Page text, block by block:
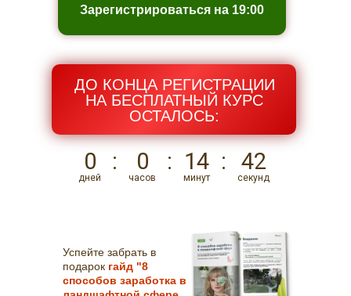
Успейте забрать в
подарок гайд "8
способов заработка в
0
дней
: 0
часов
: 14
минут
: 41
секунд
ДО КОНЦА РЕГИСТРАЦИИ
НА БЕСПЛАТНЫЙ КУРС
ОСТАЛОСЬ:
Зарегистрироваться на 19:00